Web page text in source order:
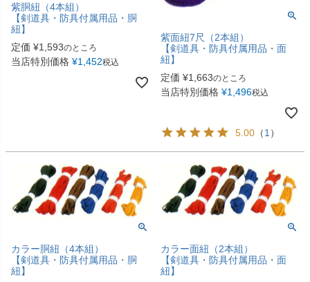
紫胴紐（4本組）
【剣道具・防具付属用品・胴
紐】
定価 ¥1,593のところ
当店特別価格 ¥1,452税込
紫面紐7尺（2本組）
【剣道具・防具付属用品・面
紐】
定価 ¥1,663のところ
当店特別価格 ¥1,496税込
5.00 （1 ）
カラー胴紐（4本組）
【剣道具・防具付属用品・胴
紐】
カラー面紐（2本組）
【剣道具・防具付属用品・面
紐】